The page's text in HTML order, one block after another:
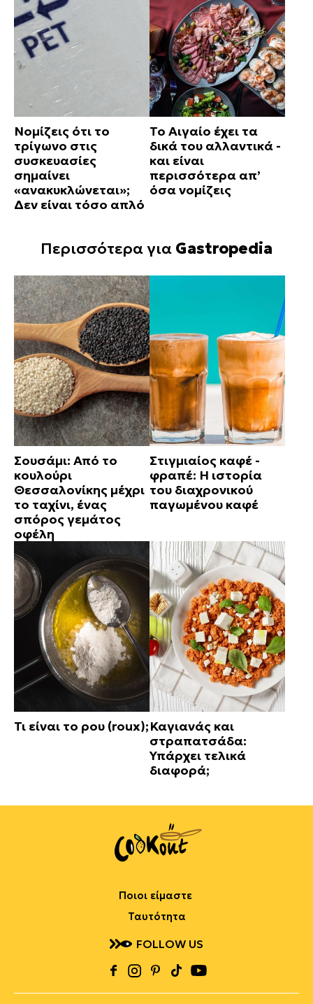
Νομίζεις ότι το
τρίγωνο στις
συσκευασίες
σημαίνει
«ανακυκλώνεται»;
Δεν είναι τόσο απλό
Το Αιγαίο έχει τα
δικά του αλλαντικά -
και είναι
περισσότερα απ’
όσα νομίζεις
Περισσότερα για Gastropedia
Σουσάμι: Από το
κουλούρι
Θεσσαλονίκης μέχρι
το ταχίνι, ένας
σπόρος γεμάτος
οφέλη
Στιγμιαίος καφέ -
φραπέ: Η ιστορία
του διαχρονικού
παγωμένου καφέ
Τι είναι το ρου (roux);Καγιανάς και
στραπατσάδα:
Υπάρχει τελικά
διαφορά;
Ποιοι είμαστε
Ταυτότητα
FOLLOW US